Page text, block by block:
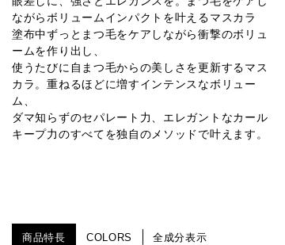
ながらボリュームインパクトを叶えるマスカラ
塗布中ずっとまつ毛をケアしながら衝撃のボリュ
ームを作り出し、
使うたびに自まつ毛からの美しさを更新するマス
カラ。重ねるほどに増すインテンスなボリュー
ム、
ダマ知らずのセパレート力、エレガントなカール
キープ力のすべてを独自のメソッドで叶えます。
商品特長 COLORS 全成分表示